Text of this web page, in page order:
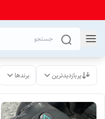
پربازدیدترین برندها